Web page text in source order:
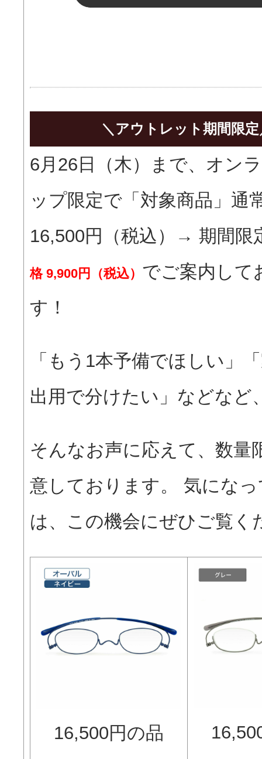
＼アウトレット期間限定
6月26日（木）まで、オン
ップ限定で「対象商品」通
16,500円（税込）→ 期間限
格 9,900円（税込） でご案内して
す！
「もう1本予備でほしい」
出用で分けたい」などなど
そんなお声に応えて、数量
意しております。 気にな
は、この機会にぜひご覧く
16,500円の品